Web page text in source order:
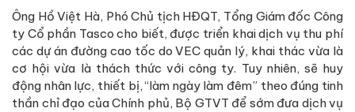
Ông Hồ Việt Hà, Phó Chủ tịch HĐQT, Tổng Giám đốc Công
ty Cổ phần Tasco cho biết, được triển khai dịch vụ thu phí
các dự án đường cao tốc do VEC quản lý, khai thác vừa là
cơ hội vừa là thách thức với công ty. Tuy nhiên, sẽ huy
động nhân lực, thiết bị, “làm ngày làm đêm” theo đúng tinh
thần chỉ đạo của Chính phủ, Bộ GTVT để sớm đưa dịch vụ